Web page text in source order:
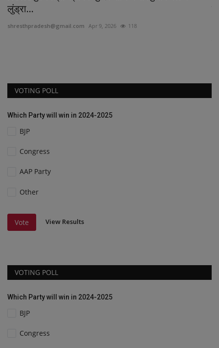
लुंड्रा...
shresthpradesh@gmail.com Apr 9, 2026 118
VOTING POLL
Which Party will win in 2024-2025
BJP
Congress
AAP Party
Other
Vote View Results
VOTING POLL
Which Party will win in 2024-2025
BJP
Congress